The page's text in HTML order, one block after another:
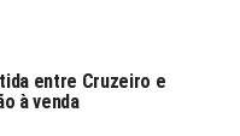
entre Cruzeiro e
à venda